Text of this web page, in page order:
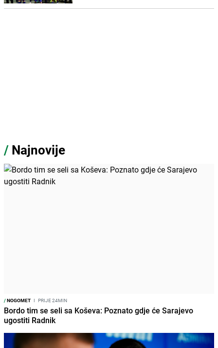
/ Najnovije
/NOGOMET I PRIJE 24MIN
Bordo tim se seli sa Koševa: Poznato gdje će Sarajevo
ugostiti Radnik